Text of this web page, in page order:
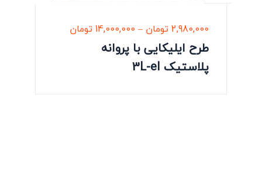
2,980,000تومان –
14,000,000تومان
طرح ایلیکایی با پروانه
پلاستیک 3L-eI